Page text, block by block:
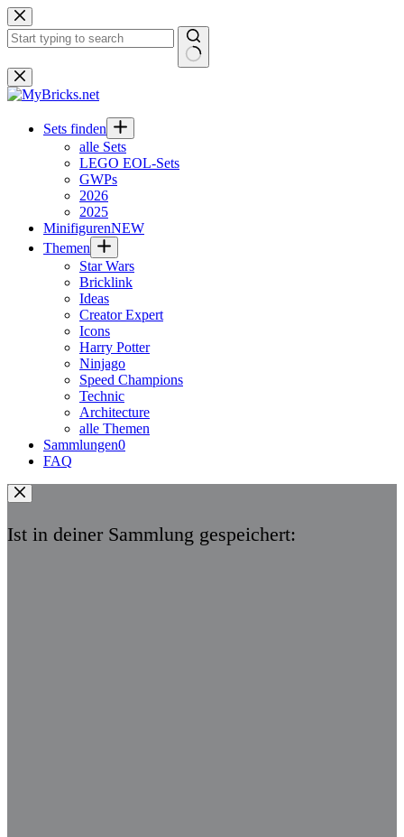
Zum
Inhalt
springen
Keine
Ergebnisse
Sets finden
alle Sets
LEGO EOL-Sets
GWPs
2026
2025
MinifigurenNEW
Themen
Star Wars
Bricklink
Ideas
Creator Expert
Icons
Harry Potter
Ninjago
Speed Champions
Technic
Architecture
alle Themen
Sammlungen0
FAQ
Ist in deiner Sammlung gespeichert: